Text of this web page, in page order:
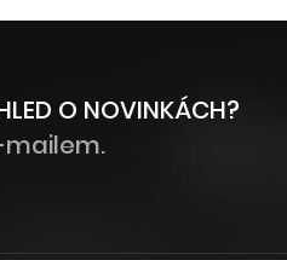
O NOVINKÁCH?
mailem.